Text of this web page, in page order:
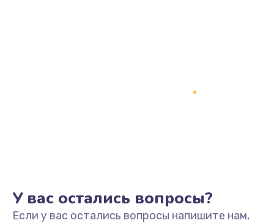
У вас остались вопросы?
Если у вас остались вопросы напишите нам,